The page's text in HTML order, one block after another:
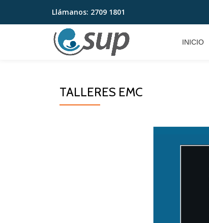
Saltar
Llámanos: 2709 1801
INICIO
TALLERES EMC